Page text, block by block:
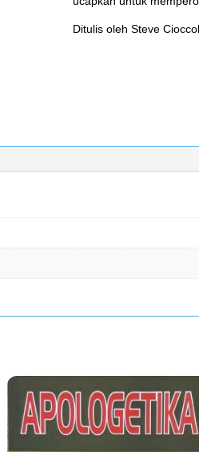
Ditulis oleh Steve